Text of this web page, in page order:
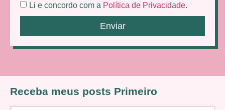
Li e concordo com a Política de Privacidade.
Enviar
Receba meus posts Primeiro